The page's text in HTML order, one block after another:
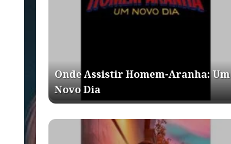
Onde Assistir Homem-Aranha: Um
Novo Dia